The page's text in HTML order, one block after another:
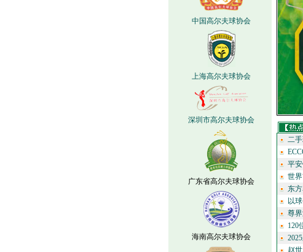
中国高尔夫球协会
上海高尔夫球协会
深圳市高尔夫球协会
广东省高尔夫球协会
海南高尔夫球协会
二
平
世
东
以
尊
120
赵